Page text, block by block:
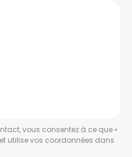
vous consentez à ce que «
utilise vos coordonnées dans